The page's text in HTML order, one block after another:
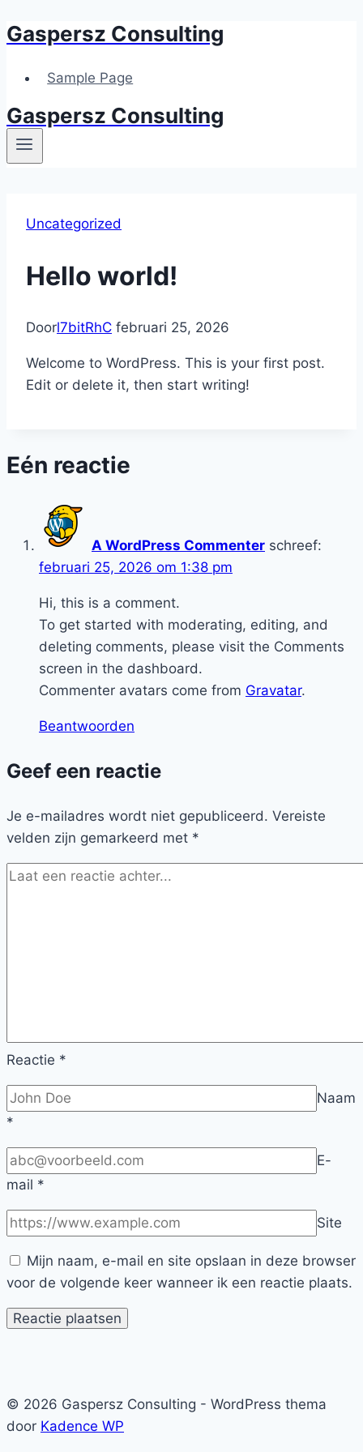
Doorgaan
inhoud
Gaspersz Consulting
Sample Page
Gaspersz Consulting
Uncategorized
Hello world!
Doorl7bitRhC februari 25, 2026
Welcome to WordPress. This is your first post.
Edit or delete it, then start writing!
Eén reactie
A WordPress Commenter schreef:
februari 25, 2026 om 1:38 pm
Hi, this is a comment.
To get started with moderating, editing, and
deleting comments, please visit the Comments
screen in the dashboard.
Commenter avatars come from Gravatar.
Beantwoorden
Geef een reactie
Je e-mailadres wordt niet gepubliceerd. Vereiste
velden zijn gemarkeerd met *
Reactie *
Naam
*
E-
mail *
Site
Mijn naam, e-mail en site opslaan in deze browser
voor de volgende keer wanneer ik een reactie plaats.
© 2026 Gaspersz Consulting - WordPress thema
door Kadence WP